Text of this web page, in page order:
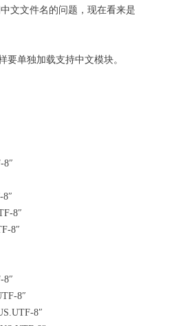
文文件名的问题，现在看来是
要单独加载支持中文模块。
8″
8″
8″
8″
8″
8″